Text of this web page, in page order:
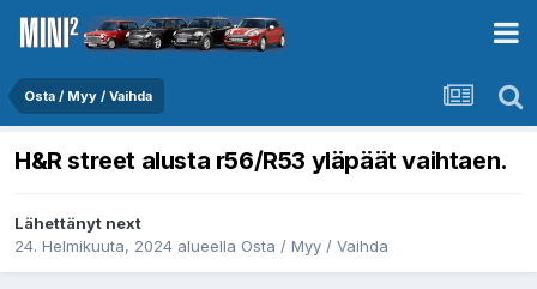
Osta / Myy / Vaihda
H&R street alusta r56/R53 yläpäät vaihtaen.
Lähettänyt next
24. Helmikuuta, 2024 alueella Osta / Myy / Vaihda